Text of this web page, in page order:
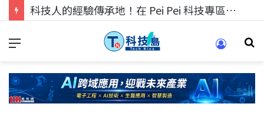
科技人找工作，就到TECH+ 科技專區!